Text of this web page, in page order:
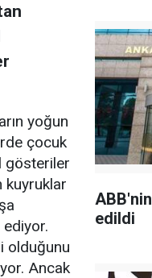
yoğun
çocuk
gösteriler
kuyruklar
olduğunu
Ancak
edildi